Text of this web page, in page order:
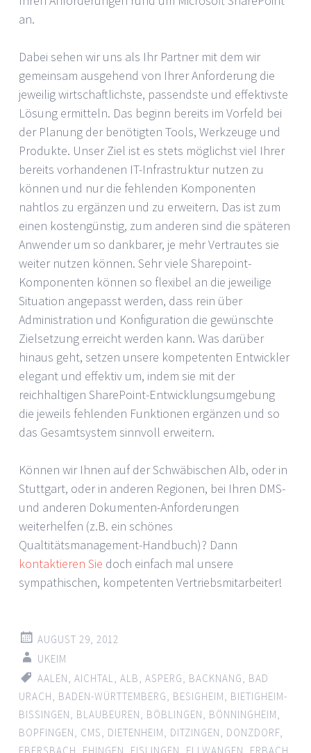
an.
Dabei sehen wir uns als Ihr Partner mit dem wir
gemeinsam ausgehend von Ihrer Anforderung die
jeweilig wirtschaftlichste, passendste und effektivste
Lösung ermitteln. Das beginn bereits im Vorfeld bei
der Planung der benötigten Tools, Werkzeuge und
Produkte. Unser Ziel ist es stets möglichst viel Ihrer
bereits vorhandenen IT-Infrastruktur nutzen zu
können und nur die fehlenden Komponenten
nahtlos zu ergänzen und zu erweitern. Das ist zum
einen kostengünstig, zum anderen sind die späteren
Anwender um so dankbarer, je mehr Vertrautes sie
weiter nutzen können. Sehr viele Sharepoint-
Komponenten können so flexibel an die jeweilige
Situation angepasst werden, dass rein über
Administration und Konfiguration die gewünschte
Zielsetzung erreicht werden kann. Was darüber
hinaus geht, setzen unsere kompetenten Entwickler
elegant und effektiv um, indem sie mit der
reichhaltigen SharePoint-Entwicklungsumgebung
die jeweils fehlenden Funktionen ergänzen und so
das Gesamtsystem sinnvoll erweitern.
Können wir Ihnen auf der Schwäbischen Alb, oder in
Stuttgart, oder in anderen Regionen, bei Ihren DMS-
und anderen Dokumenten-Anforderungen
weiterhelfen (z.B. ein schönes
Qualtitätsmanagement-Handbuch)? Dann
kontaktieren Sie doch einfach mal unsere
sympathischen, kompetenten Vertriebsmitarbeiter!
AUGUST 29, 2012
UKEIM
AALEN, AICHTAL, ALB, ASPERG, BACKNANG, BAD
URACH, BADEN-WÜRTTEMBERG, BESIGHEIM, BIETIGHEIM-
BISSINGEN, BLAUBEUREN, BÖBLINGEN, BÖNNINGHEIM,
BOPFINGEN, CMS, DIETENHEIM, DITZINGEN, DONZDORF,